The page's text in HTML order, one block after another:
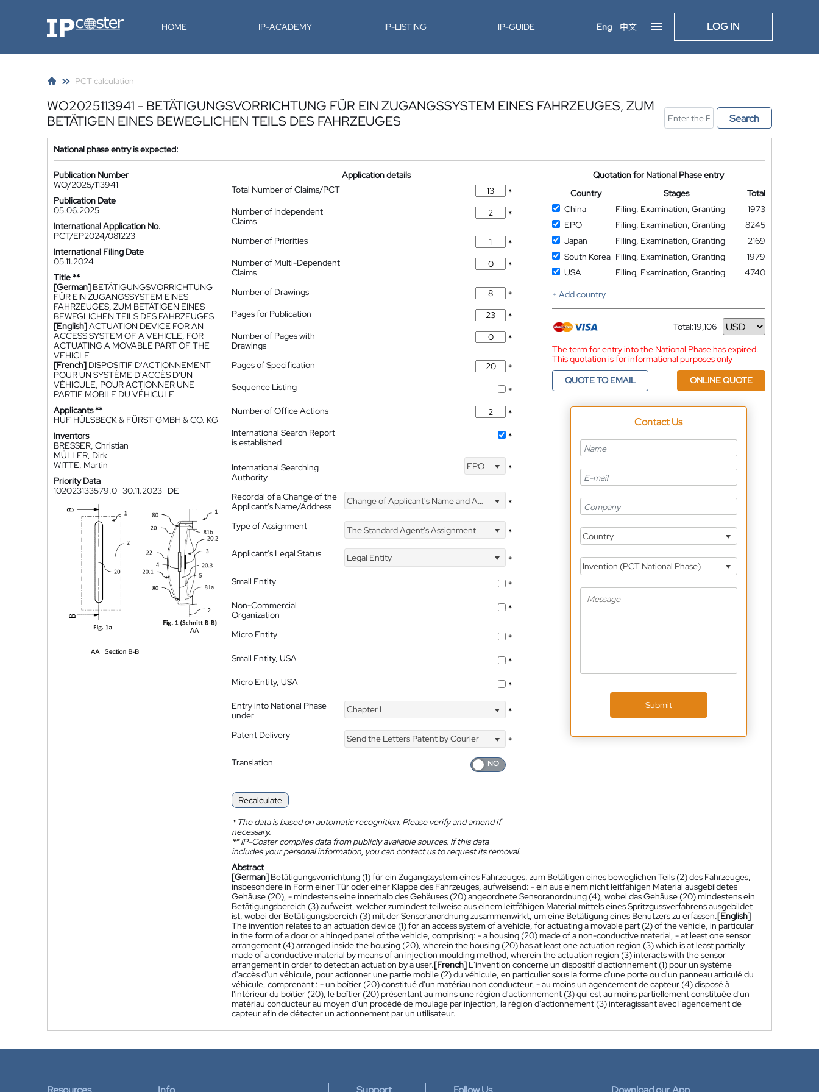
IP-Coster HOME IP-ACADEMY IP-LISTING IP-GUIDE Eng 中文 LOG IN
PCT calculation
WO2025113941 - BETÄTIGUNGSVORRICHTUNG FÜR EIN ZUGANGSSYSTEM EINES FAHRZEUGES, ZUM
BETÄTIGEN EINES BEWEGLICHEN TEILS DES FAHRZEUGES
Search
National phase entry is expected:
Publication Number
WO/2025/113941
Publication Date
05.06.2025
International Application No.
PCT/EP2024/081223
International Filing Date
05.11.2024
Title **
[German] BETÄTIGUNGSVORRICHTUNG
FÜR EIN ZUGANGSSYSTEM EINES
FAHRZEUGES, ZUM BETÄTIGEN EINES
BEWEGLICHEN TEILS DES FAHRZEUGES
[English]ACTUATION DEVICE FOR AN
ACCESS SYSTEM OF A VEHICLE, FOR
ACTUATING A MOVABLE PART OF THE
VEHICLE
[French] DISPOSITIF D'ACTIONNEMENT
POUR UN SYSTÈME D'ACCÈS D'UN
VÉHICULE, POUR ACTIONNER UNE
PARTIE MOBILE DU VÉHICULE
Applicants **
HUF HÜLSBECK & FÜRST GMBH & CO. KG
Inventors
BRESSER, Christian
MÜLLER, Dirk
WITTE, Martin
Priority Data
102023133579.0 30.11.2023 DE
Application details
Total Number of Claims/PCT
*
Number of Independent
Claims
*
Number of Priorities
*
Number of Multi-Dependent
Claims
*
Number of Drawings
*
Pages for Publication
*
Number of Pages with
Drawings
*
Pages of Specification
*
Sequence Listing
*
Number of Office Actions
*
International Search Report
is established
*
International Searching
Authority
EPO *
Recordal of a Change of the
Applicant's Name/Address
Change of Applicant's Name and Address *
Type of Assignment The Standard Agent's Assignment
*
Applicant's Legal Status
Legal Entity
*
Small Entity
*
Non-Commercial
Organization
*
Micro Entity
*
Small Entity, USA
*
Micro Entity, USA
*
Entry into National Phase
under
Chapter I *
Patent Delivery Send the Letters Patent by Courier
*
Translation
Recalculate
*The data is based on automatic recognition. Please verify and amend if
necessary.
**IP-Coster compiles data from publicly available sources. If this data
includes your personal information, you can contact us to request its removal.
Quotation for National Phase entry
Country
Stages
Total
China
Filing, Examination, Granting
1973
EPO
Filing, Examination, Granting
8245
Japan
Filing, Examination, Granting
2169
South Korea Filing, Examination, Granting
1979
USA
Filing, Examination, Granting
4740
+ Add country
Total:19,106
Currency
The term for entry into the National Phase has expired.
This quotation is for informational purposes only
QUOTE TO EMAIL
ONLINE QUOTE
Contact Us
Country
Invention (PCT National Phase)
Submit
Abstract
[German] Betätigungsvorrichtung (1) für ein Zugangssystem eines Fahrzeuges, zum Betätigen eines beweglichen Teils (2) des Fahrzeuges,
insbesondere in Form einer Tür oder einer Klappe des Fahrzeuges, aufweisend: - ein aus einem nicht leitfähigen Material ausgebildetes
Gehäuse (20), - mindestens eine innerhalb des Gehäuses (20) angeordnete Sensoranordnung (4), wobei das Gehäuse (20) mindestens ein
Betätigungsbereich (3) aufweist, welcher zumindest teilweise aus einem leitfähigen Material mittels eines Spritzgussverfahrens ausgebildet
ist, wobei der Betätigungsbereich (3) mit der Sensoranordnung zusammenwirkt, um eine Betätigung eines Benutzers zu erfassen.[English]
The invention relates to an actuation device (1) for an access system of a vehicle, for actuating a movable part (2) of the vehicle, in particular
in the form of a door or a hinged panel of the vehicle, comprising: - a housing (20) made of a non-conductive material, - at least one sensor
arrangement (4) arranged inside the housing (20), wherein the housing (20) has at least one actuation region (3) which is at least partially
made of a conductive material by means of an injection moulding method, wherein the actuation region (3) interacts with the sensor
arrangement in order to detect an actuation by a user.[French] L'invention concerne un dispositif d'actionnement (1) pour un système
d'accès d'un véhicule, pour actionner une partie mobile (2) du véhicule, en particulier sous la forme d'une porte ou d'un panneau articulé du
véhicule, comprenant : - un boîtier (20) constitué d'un matériau non conducteur, - au moins un agencement de capteur (4) disposé à
l'intérieur du boîtier (20), le boîtier (20) présentant au moins une région d'actionnement (3) qui est au moins partiellement constituée d'un
matériau conducteur au moyen d'un procédé de moulage par injection, la région d'actionnement (3) interagissant avec l'agencement de
capteur afin de détecter un actionnement par un utilisateur.